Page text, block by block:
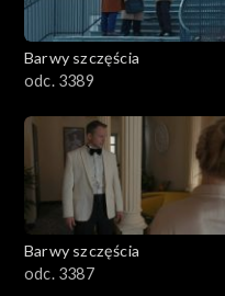
2701–2800
2501–2600
2401–2500
2301–2400
Barwy szczęścia
odc. 3389
Barwy szczęścia
odc. 3387